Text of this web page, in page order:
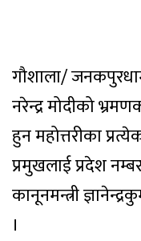
गौशाला/
नरेन्द्र मोदीको
हुन महोत्तरीका
प्रमुखलाई प्रदेश
कानूनमन्त्री
।